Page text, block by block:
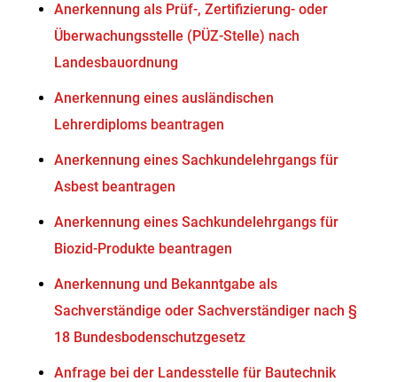
Anerkennung als Prüf-, Zertifizierung- oder
Überwachungsstelle (PÜZ-Stelle) nach
Landesbauordnung
Anerkennung eines ausländischen
Lehrerdiploms beantragen
Anerkennung eines Sachkundelehrgangs für
Asbest beantragen
Anerkennung eines Sachkundelehrgangs für
Biozid-Produkte beantragen
Anerkennung und Bekanntgabe als
Sachverständige oder Sachverständiger nach §
18 Bundesbodenschutzgesetz
Anfrage bei der Landesstelle für Bautechnik